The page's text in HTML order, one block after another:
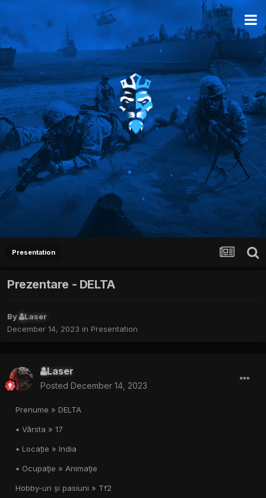
Presentation
Prezentare - DELTA
By
Laser
December 14, 2023 in Presentation
Laser
Posted December 14, 2023
Prenume » DELTA
▪︎ Vârsta » 17
▪︎ Locație » India
▪︎ Ocupaţie » Animaţie
Hobby-uri și pasiuni » Tf2